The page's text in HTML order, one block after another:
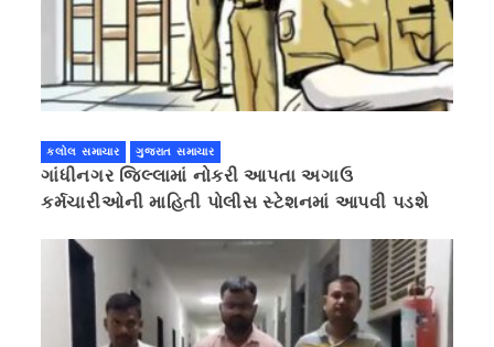
કલોલ સમાચાર ગુજરાત સમાચાર
ગાંધીનગર જિલ્લામાં નોકરી આપતા અગાઉ
કર્મચારીઓની માહિતી પોલીસ સ્ટેશનમાં આપવી પડશે